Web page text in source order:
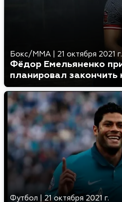
Бокс/MMA 21 октября 2021 г.
Фёдор Емельяненко
планировал закончить
Футбол 21 октября 2021 г.